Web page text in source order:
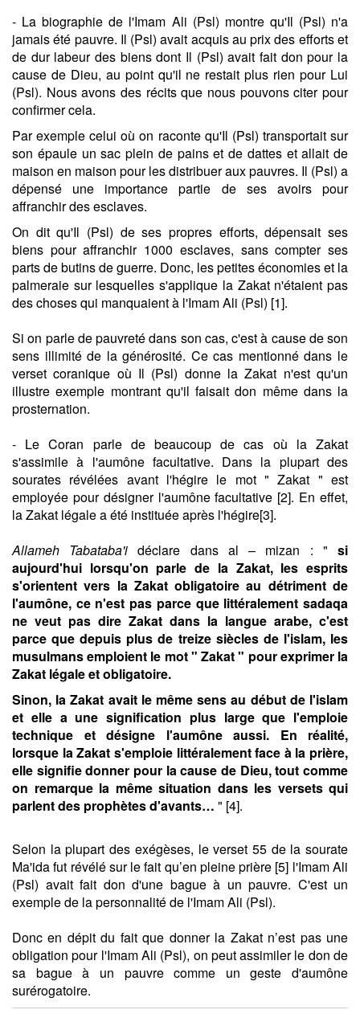
- La biographie de l'Imam Ali (Psl) montre qu'Il (Psl) n'a
jamais été pauvre. Il (Psl) avait acquis au prix des efforts et
de dur labeur des biens dont Il (Psl) avait fait don pour la
cause de Dieu, au point qu'il ne restait plus rien pour Lui
(Psl). Nous avons des récits que nous pouvons citer pour
confirmer cela.
Par exemple celui où on raconte qu'Il (Psl) transportait sur
son épaule un sac plein de pains et de dattes et allait de
maison en maison pour les distribuer aux pauvres. Il (Psl) a
dépensé une importance partie de ses avoirs pour
affranchir des esclaves.
On dit qu'Il (Psl) de ses propres efforts, dépensait ses
biens pour affranchir 1000 esclaves, sans compter ses
parts de butins de guerre. Donc, les petites économies et la
palmeraie sur lesquelles s'applique la Zakat n'étaient pas
des choses qui manquaient à l'Imam Ali (Psl) [1].
Si on parle de pauvreté dans son cas, c'est à cause de son
sens illimité de la générosité. Ce cas mentionné dans le
verset coranique où Il (Psl) donne la Zakat n'est qu'un
illustre exemple montrant qu'il faisait don même dans la
prosternation.
- Le Coran parle de beaucoup de cas où la Zakat
s'assimile à l'aumône facultative. Dans la plupart des
sourates révélées avant l'hégire le mot " Zakat " est
employée pour désigner l'aumône facultative [2]. En effet,
la Zakat légale a été instituée après l'hégire[3].
Allameh Tabataba'i déclare dans al – mizan : "si
aujourd'hui lorsqu'on parle de la Zakat, les esprits
s'orientent vers la Zakat obligatoire au détriment de
l'aumône, ce n'est pas parce que littéralement sadaqa
ne veut pas dire Zakat dans la langue arabe, c'est
parce que depuis plus de treize siècles de l'islam, les
musulmans emploient le mot " Zakat " pour exprimer la
Zakat légale et obligatoire.
Sinon, la Zakat avait le même sens au début de l'islam
et elle a une signification plus large que l'emploie
technique et désigne l'aumône aussi. En réalité,
lorsque la Zakat s'emploie littéralement face à la prière,
elle signifie donner pour la cause de Dieu, tout comme
on remarque la même situation dans les versets qui
parlent des prophètes d'avants… " [4].
Selon la plupart des exégèses, le verset 55 de la sourate
Ma'ida fut révélé sur le fait qu’en pleine prière [5] l'Imam Ali
(Psl) avait fait don d'une bague à un pauvre. C'est un
exemple de la personnalité de l'Imam Ali (Psl).
Donc en dépit du fait que donner la Zakat n’est pas une
obligation pour l'Imam Ali (Psl), on peut assimiler le don de
sa bague à un pauvre comme un geste d'aumône
surérogatoire.